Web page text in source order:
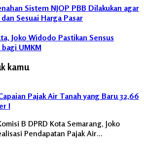
Sistem NJOP PBB Dilakukan agar
Sesuai Harga Pasar
Joko Widodo Pastikan Sensus
UMKM
kamu
Pajak Air Tanah yang Baru 32,66
I
B DPRD Kota Semarang, Joko
Pendapatan Pajak Air…